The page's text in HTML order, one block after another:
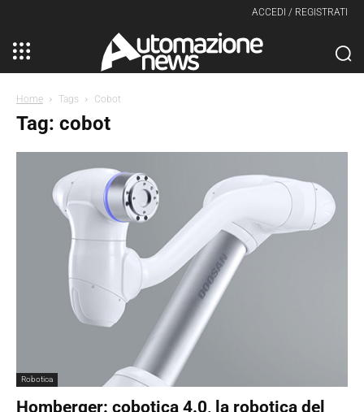
ACCEDI / REGISTRATI
Home Tags Cobot
Tag: cobot
Robotica
Homberger: cobotica 4.0, la robotica del